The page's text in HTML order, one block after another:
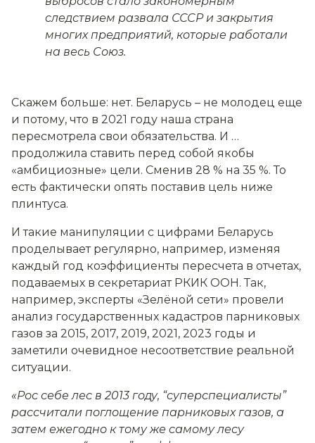
следствием развала СССР и закрытия
многих предприятий, которые работали
на весь Союз.
Скажем больше: нет. Беларусь – не молодец еще
и потому, что в 2021 году наша страна
пересмотрела свои обязательства. И …
продолжила ставить перед собой якобы
«амбициозные» цели. Сменив 28 % на 35 %. То
есть фактически опять поставив цель ниже
плинтуса.
И такие манипуляции с цифрами Беларусь
проделывает регулярно, например, изменяя
каждый год коэффициенты пересчета в отчетах,
подаваемых в секретариат РКИК ООН. Так,
например, эксперты «Зелёной сети» провели
анализ государственных кадастров парниковых
газов за 2015, 2017, 2019, 2021, 2023 годы и
заметили очевидное несоответствие реальной
ситуации.
«Рос себе лес в 2013 году, “суперспециалисты”
рассчитали поглощение парниковых газов, а
затем ежегодно к тому же самому лесу